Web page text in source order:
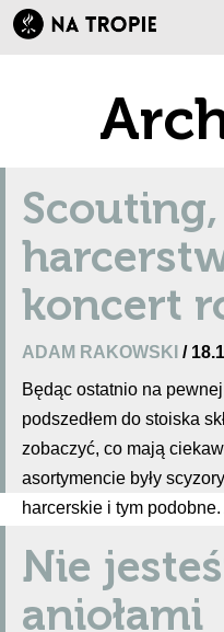
Scouting,
koncert
ADAM RAKOWSKI /
Będąc ostatnio na
podszedłem do stoiska
zobaczyć, co mają
asortymencie były
harcerskie i tym
Dlaczego?
Nie
aniołami